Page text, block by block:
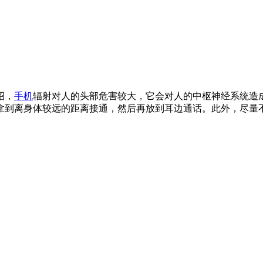
手机辐射对人的头部危害较大，它会对人的中枢神经系统
离身体较远的距离接通，然后再放到耳边通话。此外，尽